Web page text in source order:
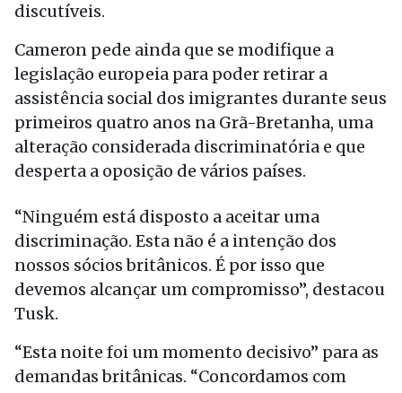
discutíveis.
Cameron pede ainda que se modifique a
legislação europeia para poder retirar a
assistência social dos imigrantes durante seus
primeiros quatro anos na Grã-Bretanha, uma
alteração considerada discriminatória e que
desperta a oposição de vários países.
“Ninguém está disposto a aceitar uma
discriminação. Esta não é a intenção dos
nossos sócios britânicos. É por isso que
devemos alcançar um compromisso”, destacou
Tusk.
“Esta noite foi um momento decisivo” para as
demandas britânicas. “Concordamos com